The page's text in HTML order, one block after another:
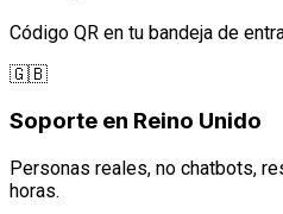
Código QR en tu bandeja de
🇬🇧
Soporte en Reino Unido
Personas reales, no chatbots,
horas.